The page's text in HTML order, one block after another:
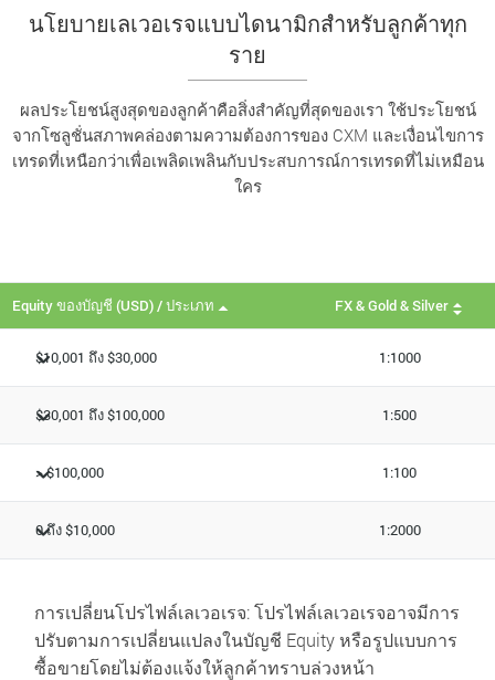
นโยบายเลเวอเรจแบบไดนามิกสำหรับลูกค้าทุก
ราย
ผลประโยชน์สูงสุดของลูกค้าคือสิ่งสำคัญที่สุดของเรา ใช้ประโยชน์
จากโซลูชั่นสภาพคล่องตามความต้องการของ CXM และเงื่อนไขการ
เทรดที่เหนือกว่าเพื่อเพลิดเพลินกับประสบการณ์การเทรดที่ไม่เหมือน
ใคร
Equity ของบัญชี (USD) / ประเภท FX & Gold & Silver
$10,001 ถึง $30,000 1:1000
$30,001 ถึง $100,000 1:500
> $100,000 1:100
0 ถึง $10,000 1:2000
การเปลี่ยนโปรไฟล์เลเวอเรจ: โปรไฟล์เลเวอเรจอาจมีการ
ปรับตามการเปลี่ยนแปลงในบัญชี Equity หรือรูปแบบการ
ซื้อขายโดยไม่ต้องแจ้งให้ลูกค้าทราบล่วงหน้า